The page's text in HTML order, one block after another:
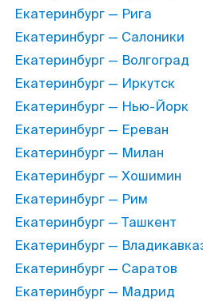
Екатеринбург — Рига
Екатеринбург — Салоники
Екатеринбург — Волгоград
Екатеринбург — Иркутск
Екатеринбург — Нью-Йорк
Екатеринбург — Ереван
Екатеринбург — Милан
Екатеринбург — Хошимин
Екатеринбург — Рим
Екатеринбург — Ташкент
Екатеринбург —
Екатеринбург — Саратов
Екатеринбург — Мадрид